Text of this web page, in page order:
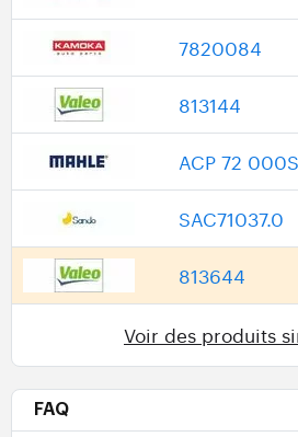
7820084
813144
ACP 72 000S
SAC71037.0
813644
Voir des produits
FAQ